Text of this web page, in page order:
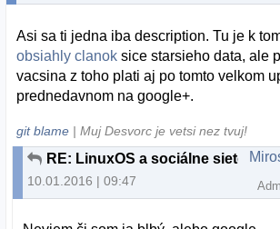
Asi sa ti jedna iba description. Tu je k
obsiahly clanok sice starsieho data, ale
vacsina z toho plati aj po tomto velkom
prednedavnom na google+.
git blame | Muj Desvorc je vetsi nez tvuj!
RE: LinuxOS a sociálne siete
10.01.2016 | 09:47